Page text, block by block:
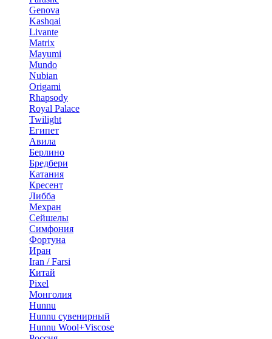
Genova
Kashqai
Livante
Matrix
Mayumi
Mundo
Nubian
Origami
Rhapsody
Royal Palace
Twilight
Египет
Авила
Берлино
Бредбери
Катания
Кресент
Либба
Мехран
Сейшелы
Симфония
Фортуна
Иран
Iran / Farsi
Китай
Pixel
Монголия
Hunnu
Hunnu сувенирный
Hunnu Wool+Viscose